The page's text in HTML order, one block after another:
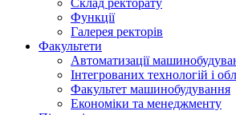
Функції
Галерея ректорів
Факультети
Автоматизації
Інтегрованих технологій і
Факультет машинобудування
Економіки та менеджменту